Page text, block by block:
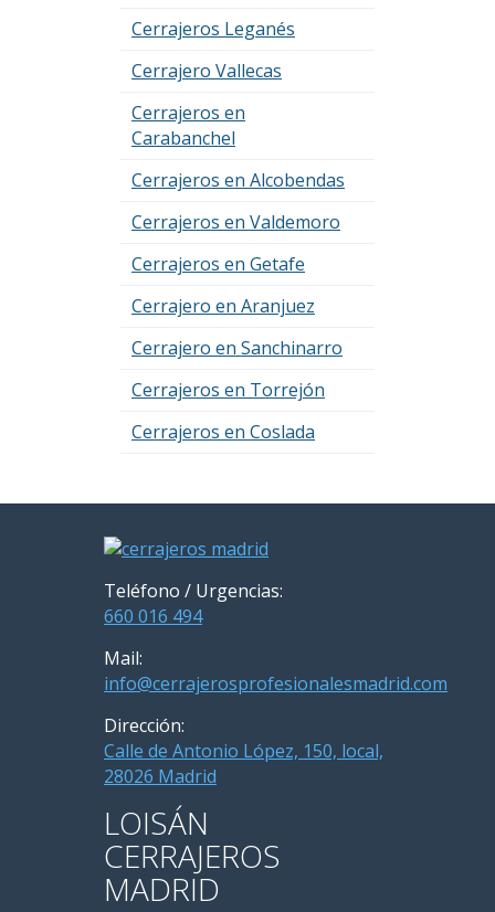
Cerrajeros Leganés
Cerrajero Vallecas
Cerrajeros en
Carabanchel
Cerrajeros en Alcobendas
Cerrajeros en Valdemoro
Cerrajeros en Getafe
Cerrajero en Aranjuez
Cerrajero en Sanchinarro
Cerrajeros en Torrejón
Cerrajeros en Coslada
Teléfono / Urgencias:
660 016 494
Mail:
info@cerrajerosprofesionalesmadrid.com
Dirección:
Calle de Antonio López, 150, local,
28026 Madrid
LOISÁN
CERRAJEROS
MADRID